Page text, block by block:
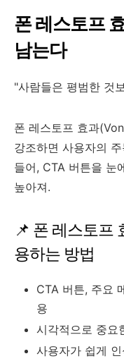
폰 레스토프
남는다
"사람들은 평범한 것
폰 레스토프 효과
강조하면 사용자의
들어, CTA 버튼을 눈
높아져.
📌 폰 레스토프
용하는 방법
CTA 버튼, 주요
용
시각적으로 중요
사용자가 쉽게